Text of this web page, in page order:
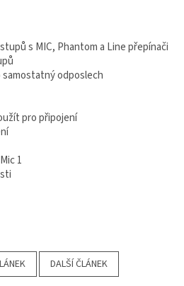
s MIC, Phantom a Line přepínači
odposlech
pro připojení
1
DALŠÍ ČLÁNEK